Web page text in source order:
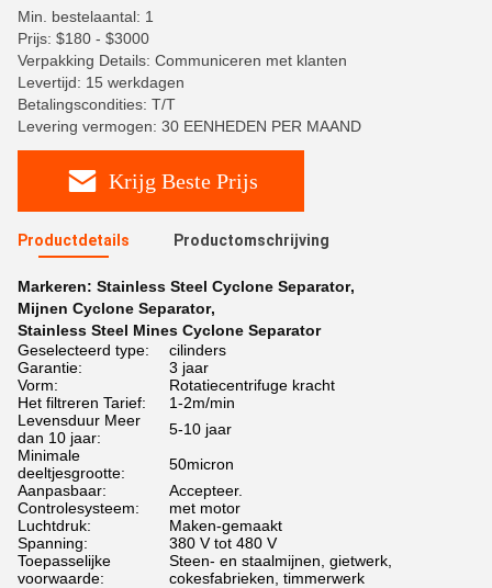
Min. bestelaantal: 1
Prijs: $180 - $3000
Verpakking Details: Communiceren met klanten
Levertijd: 15 werkdagen
Betalingscondities: T/T
Levering vermogen: 30 EENHEDEN PER MAAND
Krijg Beste Prijs
Productdetails Productomschrijving
Markeren: Stainless Steel Cyclone Separator,
Mijnen Cyclone Separator,
Stainless Steel Mines Cyclone Separator
Geselecteerd type:
cilinders
Garantie:
3 jaar
Vorm:
Rotatiecentrifuge kracht
Het filtreren Tarief:
1-2m/min
Levensduur Meer
dan 10 jaar:
5-10 jaar
Minimale
deeltjesgrootte:
50micron
Aanpasbaar:
Accepteer.
Controlesysteem:
met motor
Luchtdruk:
Maken-gemaakt
Spanning:
380 V tot 480 V
Toepasselijke
voorwaarde:
Steen- en staalmijnen, gietwerk,
cokesfabrieken, timmerwerk